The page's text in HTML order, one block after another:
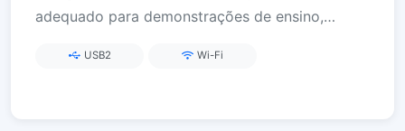
adequado para demonstrações de ensino,
USB2 Wi-Fi